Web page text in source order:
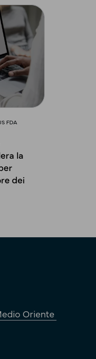
FDA
la
dei
Oriente